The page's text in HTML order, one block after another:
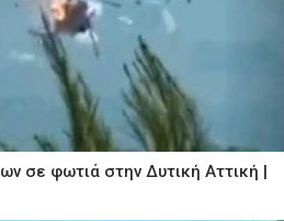
σε φωτιά στην Δυτική Αττική |